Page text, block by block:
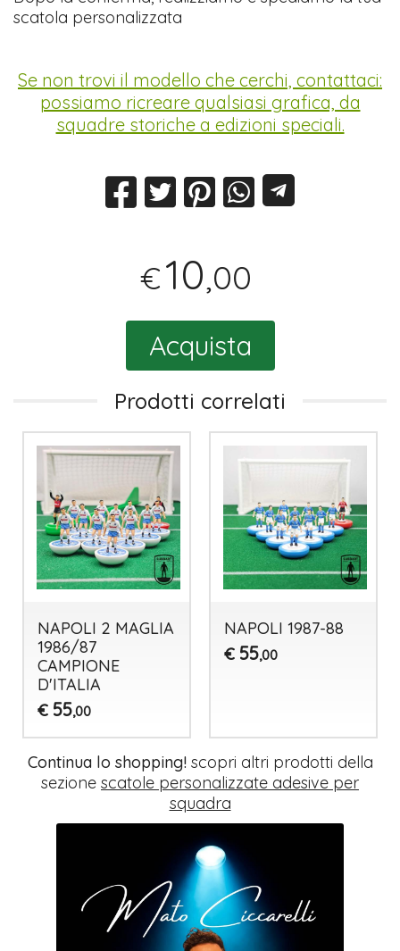
scatola personalizzata
Se non trovi il modello che cerchi, contattaci:
possiamo ricreare qualsiasi grafica, da
squadre storiche a edizioni speciali.
€10,00
Acquista
Prodotti correlati
NAPOLI 2 MAGLIA
1986/87
CAMPIONE
D'ITALIA
€ 55,00
NAPOLI 1987-88
€ 55,00
Continua lo shopping!scopri altri prodotti della
sezione scatole personalizzate adesive per
squadra